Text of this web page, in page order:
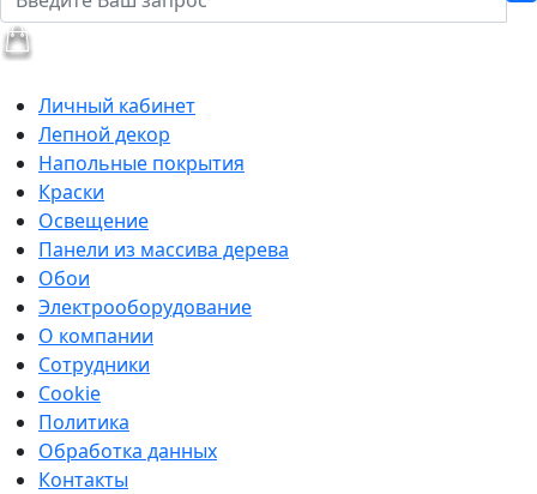
Личный кабинет
Лепной декор
Напольные покрытия
Краски
Освещение
Панели из массива дерева
Обои
Электрооборудование
О компании
Сотрудники
Cookie
Политика
Обработка данных
Контакты